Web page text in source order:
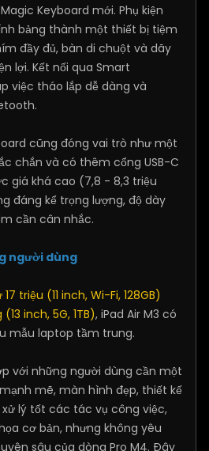
Keyboard mới. Phụ kiện
bảng thành một thiết bị tiệm
đầy đủ, bàn di chuột và dãy
lợi. Kết nối qua Smart
việc tháo lắp dễ dàng và
cũng đóng vai trò như một
chắn và có thêm cổng USB-C
giá khá cao (7,8 - 8,3 triệu
đáng kể trọng lượng, độ dày
cần cân nhắc.
người dùng
triệu (11 inch, Wi-Fi, 128GB)
inch, 5G, 1TB), iPad Air M3 có
mẫu laptop tầm trung.
với những người dùng cần một
mẽ, màn hình đẹp, thiết kế
lý tốt các tác vụ công việc,
cơ bản, nhưng không yêu
sâu của dòng Pro M4. Đây